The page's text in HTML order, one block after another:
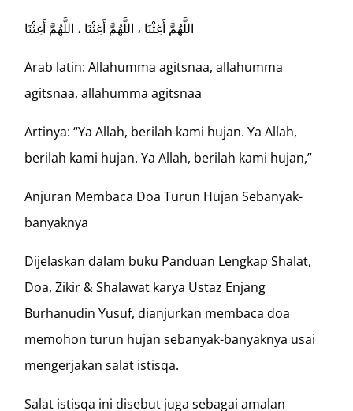
اللَّهُمَّ أَغِثْنَا ، اللَّهُمَّ أَغِثْنَا ، اللَّهُمَّ أَغِثْنَا
Arab latin: Allahumma agitsnaa, allahumma
agitsnaa, allahumma agitsnaa
Artinya: “Ya Allah, berilah kami hujan. Ya Allah,
berilah kami hujan. Ya Allah, berilah kami hujan,”
Anjuran Membaca Doa Turun Hujan Sebanyak-
banyaknya
Dijelaskan dalam buku Panduan Lengkap Shalat,
Doa, Zikir & Shalawat karya Ustaz Enjang
Burhanudin Yusuf, dianjurkan membaca doa
memohon turun hujan sebanyak-banyaknya usai
mengerjakan salat istisqa.
Salat istisqa ini disebut juga sebagai amalan